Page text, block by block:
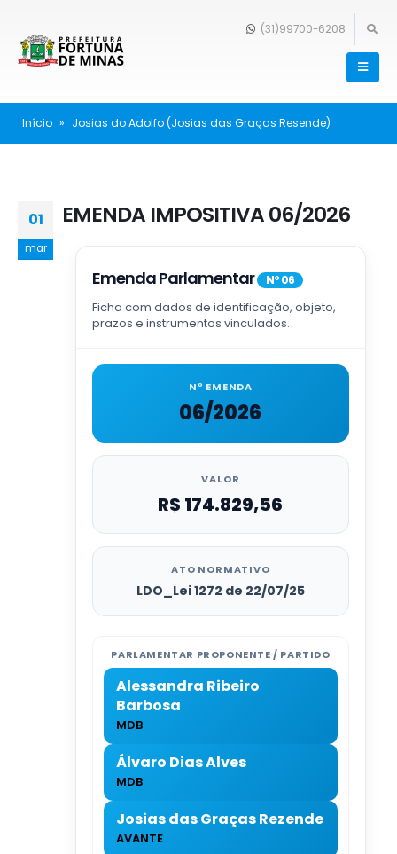
(31)99700-6208
Início » Josias do Adolfo (Josias das Graças Resende)
01
mar
EMENDA IMPOSITIVA 06/2026
Emenda Parlamentar Nº 06
Ficha com dados de identificação, objeto,
prazos e instrumentos vinculados.
Nº EMENDA
06/2026
VALOR
R$ 174.829,56
ATO NORMATIVO
LDO_Lei 1272 de 22/07/25
PARLAMENTAR PROPONENTE / PARTIDO
Alessandra Ribeiro
Barbosa
MDB
Álvaro Dias Alves
MDB
Josias das Graças Rezende
AVANTE